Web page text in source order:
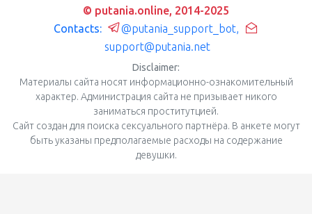
© putania.online, 2014-2025
Contacts:
@putania_support_bot,
support@putania.net
Disclaimer:
Материалы сайта носят информационно-ознакомительный
характер. Администрация сайта не призывает никого
заниматься проститутцией.
Сайт создан для поиска сексуального партнёра. В анкете могут
быть указаны предполагаемые расходы на содержание
девушки.